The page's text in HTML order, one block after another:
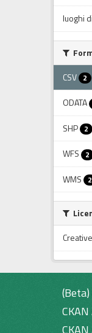
luoghi
CSV 2
ODATA
SHP 2
WFS 2
WMS 2